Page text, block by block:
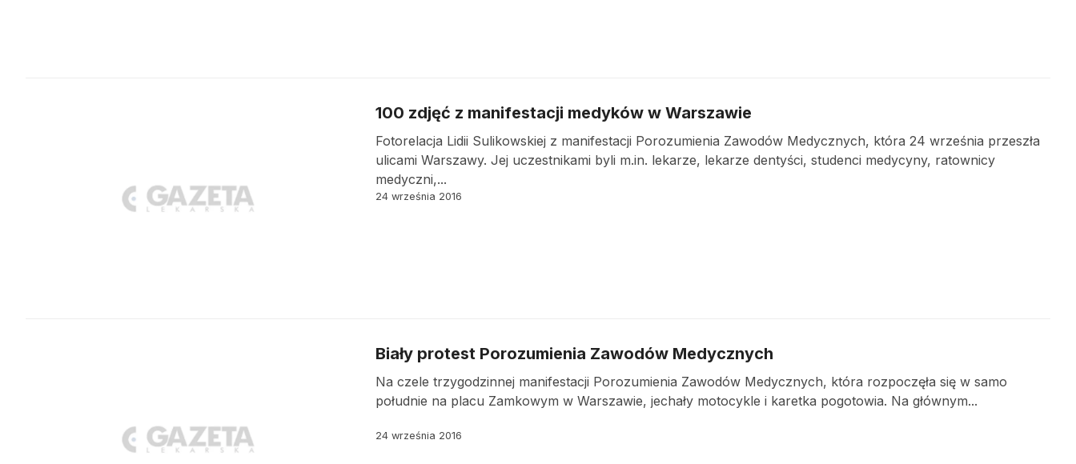
100 zdjęć z manifestacji medyków w Warszawie
Fotorelacja Lidii Sulikowskiej z manifestacji Porozumienia Zawodów Medycznych, która 24 września przeszła
ulicami Warszawy. Jej uczestnikami byli m.in. lekarze, lekarze dentyści, studenci medycyny, ratownicy
medyczni,...
24 września 2016
Biały protest Porozumienia Zawodów Medycznych
Na czele trzygodzinnej manifestacji Porozumienia Zawodów Medycznych, która rozpoczęła się w samo
południe na placu Zamkowym w Warszawie, jechały motocykle i karetka pogotowia. Na głównym...
24 września 2016